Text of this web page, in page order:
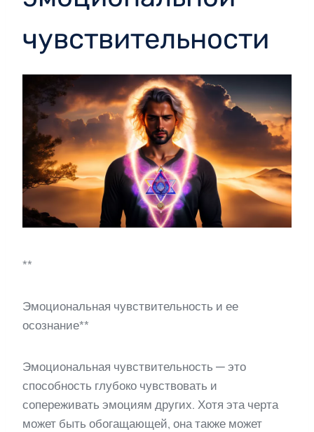
чувствительности
**
Эмоциональная чувствительность и ее
осознание**
Эмоциональная чувствительность — это
способность глубоко чувствовать и
сопереживать эмоциям других. Хотя эта черта
может быть обогащающей, она также может